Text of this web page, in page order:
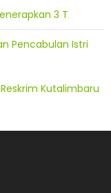
3 T
Pencabulan Istri
Kutalimbaru